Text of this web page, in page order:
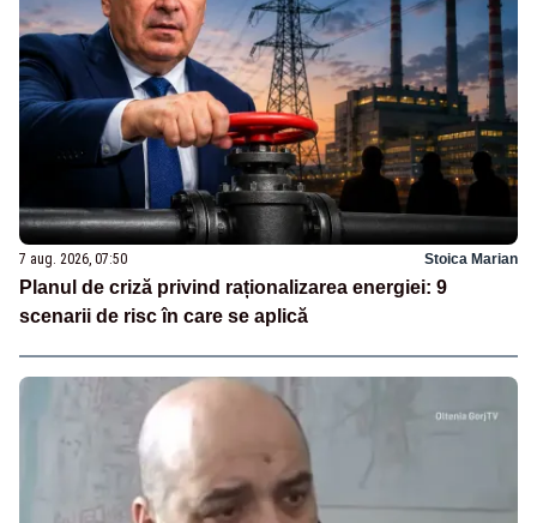
7 aug. 2026, 07:50 Stoica Marian
Planul de criză privind raționalizarea energiei: 9
scenarii de risc în care se aplică